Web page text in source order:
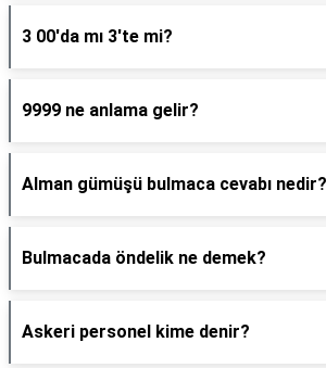
3 00'da mı 3'te mi?
9999 ne anlama gelir?
Alman gümüşü bulmaca cevabı nedir?
Bulmacada öndelik ne demek?
Askeri personel kime denir?